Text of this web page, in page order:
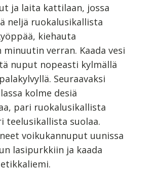
ja laita kattilaan, jossa
neljä ruokalusikallista
kiehauta
verran. Kaada vesi
nuput nopeasti kylmällä
Seuraavaksi
kolme desiä
pari ruokalusikallista
teelusikallista suolaa.
voikukannuput uunissa
lasipurkkiin ja kaada